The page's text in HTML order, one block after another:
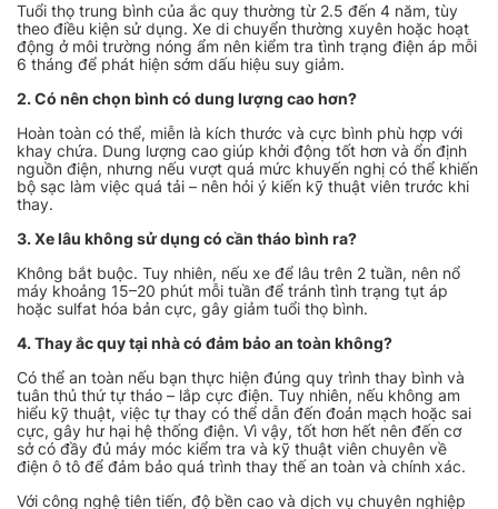
Tuổi thọ trung bình của ắc quy thường từ 2.5 đến 4 năm, tùy
theo điều kiện sử dụng. Xe di chuyển thường xuyên hoặc hoạt
động ở môi trường nóng ẩm nên kiểm tra tình trạng điện áp mỗi
6 tháng để phát hiện sớm dấu hiệu suy giảm.
2. Có nên chọn bình có dung lượng cao hơn?
Hoàn toàn có thể, miễn là kích thước và cực bình phù hợp với
khay chứa. Dung lượng cao giúp khởi động tốt hơn và ổn định
nguồn điện, nhưng nếu vượt quá mức khuyến nghị có thể khiến
bộ sạc làm việc quá tải – nên hỏi ý kiến kỹ thuật viên trước khi
thay.
3. Xe lâu không sử dụng có cần tháo bình ra?
Không bắt buộc. Tuy nhiên, nếu xe để lâu trên 2 tuần, nên nổ
máy khoảng 15–20 phút mỗi tuần để tránh tình trạng tụt áp
hoặc sulfat hóa bản cực, gây giảm tuổi thọ bình.
4. Thay ắc quy tại nhà có đảm bảo an toàn không?
Có thể an toàn nếu bạn thực hiện đúng quy trình thay bình và
tuân thủ thứ tự tháo – lắp cực điện. Tuy nhiên, nếu không am
hiểu kỹ thuật, việc tự thay có thể dẫn đến đoản mạch hoặc sai
cực, gây hư hại hệ thống điện. Vì vậy, tốt hơn hết nên đến cơ
sở có đầy đủ máy móc kiểm tra và kỹ thuật viên chuyên về
điện ô tô để đảm bảo quá trình thay thế an toàn và chính xác.
Với công nghệ tiên tiến, độ bền cao và dịch vụ chuyên nghiệp